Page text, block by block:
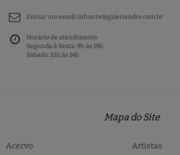
Enviar um email:infoarte@galeriandre.com.br
Horário de atendimento:
Segunda à Sexta: 9h às 19h
Sábado: 10h às 14h
Mapa do Site
Acervo
Artistas